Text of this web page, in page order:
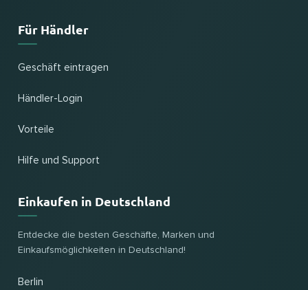
Für Händler
Geschäft eintragen
Händler-Login
Vorteile
Hilfe und Support
Einkaufen in Deutschland
Entdecke die besten Geschäfte, Marken und
Einkaufsmöglichkeiten in Deutschland!
Berlin